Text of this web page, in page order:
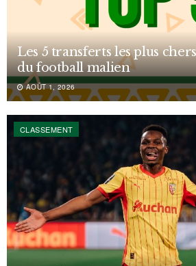
Les 5 transferts les plus
du football malien
AOÛT 1, 2026
CLASSEMENT